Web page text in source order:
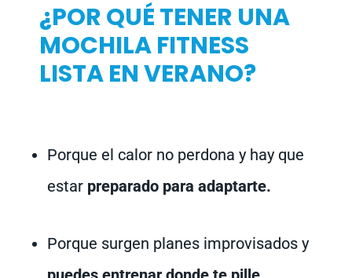
¿POR QUÉ TENER UNA
MOCHILA FITNESS
LISTA EN VERANO?
Porque el calor no perdona y hay que
estar preparado para adaptarte.
Porque surgen planes improvisados y